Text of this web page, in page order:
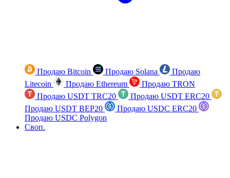
Продаю Bitcoin Продаю Solana
Продаю
Litecoin
Продаю Ethereum
Продаю TRON
Продаю USDT TRC20
Продаю USDT ERC20
Продаю USDT BEP20
Продаю USDC ERC20
Продаю USDC Polygon
Своп.